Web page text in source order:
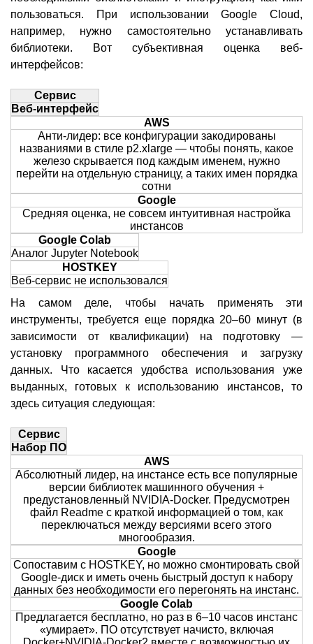
пользоваться. При использовании Google Cloud,
например, нужно самостоятельно устанавливать
библиотеки. Вот субъективная оценка веб-
интерфейсов:
Сервис
Веб-интерфейс
AWS
Анти-лидер: все конфигурации закодированы
названиями в стиле p2.xlarge — чтобы понять, какое
железо скрывается под каждым именем, нужно
перейти на отдельную страницу, а таких имен порядка
сотни
Google
Средняя оценка, не совсем интуитивная настройка
инстансов
Google Colab
Аналог Jupyter Notebook
HOSTKEY
Веб-сервис не использовался
На самом деле, чтобы начать применять эти
инструменты, требуется еще порядка 20–60 минут (в
зависимости от квалификации) на подготовку —
установку программного обеспечения и загрузку
данных. Что касается удобства использования уже
выданных, готовых к использованию инстансов, то
здесь ситуация следующая:
Сервис
Набор ПО
AWS
Абсолютный лидер, на инстансе есть все популярные
версии библиотек машинного обучения +
предустановленный NVIDIA-Docker. Предусмотрен
файл Readme с краткой информацией о том, как
переключаться между версиями всего этого
многообразия.
Google
Сопоставим с HOSTKEY, но можно смонтировать свой
Google-диск и иметь очень быстрый доступ к набору
данных без необходимости его перегонять на инстанс.
Google Colab
Предлагается бесплатно, но раз в 6–10 часов инстанс
«умирает». ПО отсутствует начисто, включая